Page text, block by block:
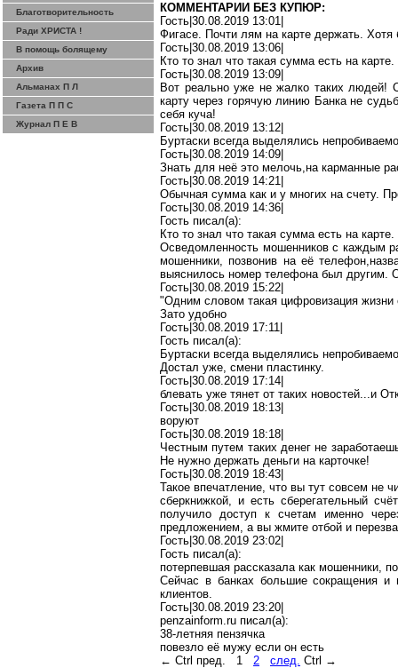
Благотворительность
Ради ХРИСТА !
В помощь болящему
Архив
Альманах П Л
Газета П П С
Журнал П Е В
КОММЕНТАРИИ БЕЗ КУПЮР:
Гость|30.08.2019 13:01|
Фигасе. Почти лям на карте держать.
Гость|30.08.2019 13:06|
Кто то знал что такая сумма есть на карте.
Гость|30.08.2019 13:09|
Вот реально уже не жалко таких людей!
карту через горячую линию Банка не
себя куча!
Гость|30.08.2019 13:12|
Буртаски всегда выделялись
Гость|30.08.2019 14:09|
Знать для неё это мелочь,накарманные
Гость|30.08.2019 14:21|
Обычная суммакак и у многих на счету.
Гость|30.08.2019 14:36|
Гость писал(a):
Кто то знал что такая сумма есть на карте.
Осведомленность мошенников с каждым
мошенники, позвонив на еётелефон,н
выяснилось номер телефона был другим.
Гость|30.08.2019 15:22|
"Одним словом такая цифровизация жизни
Зато удобно
Гость|30.08.2019 17:11|
Гость писал(a):
Буртаски всегда выделялись
Достал уже, смени пластинку.
Гость|30.08.2019 17:14|
блевать уже тянет от таких новостей...и О
Гость|30.08.2019 18:13|
воруют
Гость|30.08.2019 18:18|
Честным путем таких денег не
Не нужно держать деньги на карточке!
Гость|30.08.2019 18:43|
Такое впечатление, что вы тут совсем не
сберкнижкой, и есть сберегательный
получило доступ к счетам именно
предложением, а вы жмите отбой и
Гость|30.08.2019 23:02|
Гость писал(a):
потерпевшая рассказала как мошенники,
Сейчас в банках большие сокращения и
клиентов.
Гость|30.08.2019 23:20|
penzainform.ru писал(a):
38-летняя пензячка
повезло её мужу если он есть
← Ctrl пред. 1 2 след. Ctrl →